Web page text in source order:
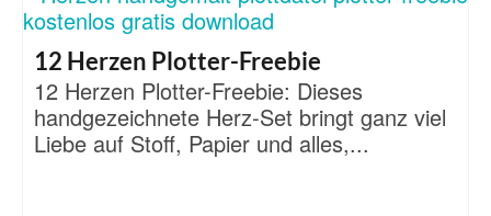
12 Herzen Plotter-Freebie
12 Herzen Plotter-Freebie: Dieses
handgezeichnete Herz-Set bringt ganz viel
Liebe auf Stoff, Papier und alles,...